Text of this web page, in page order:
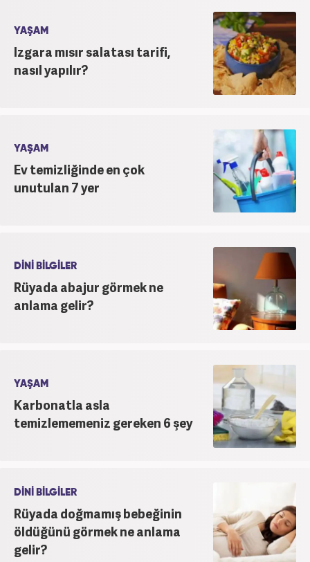
YAŞAM
Izgara mısır salatası tarifi,
nasıl yapılır?
YAŞAM
Ev temizliğinde en çok
unutulan 7 yer
DİNİ BİLGİLER
Rüyada abajur görmek ne
anlama gelir?
YAŞAM
Karbonatla asla
temizlememeniz gereken 6 şey
DİNİ BİLGİLER
Rüyada doğmamış bebeğinin
öldüğünü görmek ne anlama
gelir?